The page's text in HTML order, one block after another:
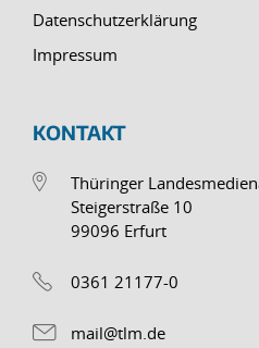
Datenschutzerklärung
Impressum
KONTAKT
Thüringer
Steigerstraße 10
99096 Erfurt
0361 21177-0
mail@tlm.de